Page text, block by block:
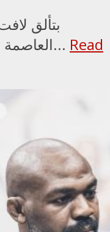
بتألق
العاصمة السعودية الرياض منافسات... Read